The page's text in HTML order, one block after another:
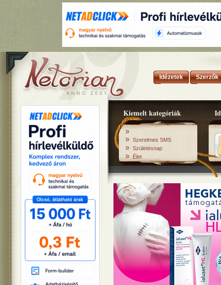
Idézetek Szerzők
Kiemelt kategóriák
»
» Szerelmes SMS
» Születésnap
» Élet